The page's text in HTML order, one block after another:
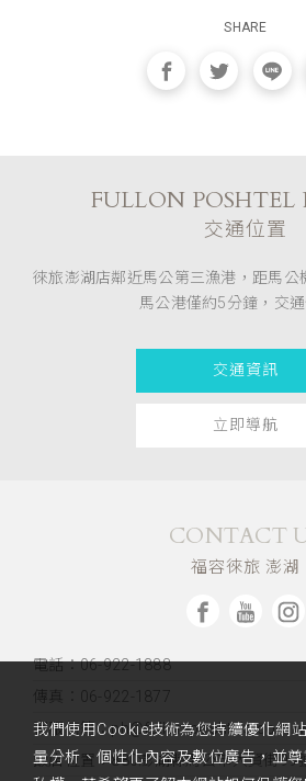
SHARE
FULLON POSHTEL
交通位置
徠旅澎湖店鄰近馬公第三漁港，距馬公
馬公港僅約5分鐘，交通
交通資訊
立即導航
CONTACT
福容徠旅 澎湖
電話：06-922-1888
傳真：06-922-1877
客服信箱：ph@fullon-
飯店位置：880澎湖縣馬公市大賢街99
我們使用Cookie技術為您持續優化網
量分析、個性化內容及數位廣告，並